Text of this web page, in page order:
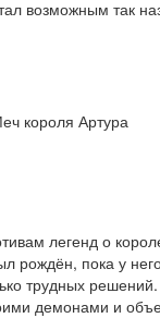
возможным так
легенд о
пока у
трудных
демонами и